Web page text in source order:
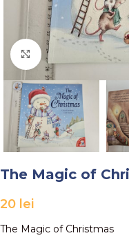
Faceți click pentru
The Magic of
20 lei
The Magic of Christmas